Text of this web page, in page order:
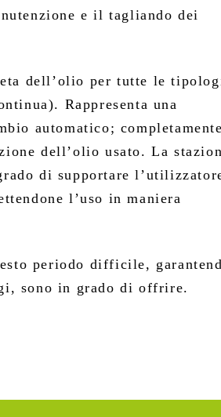
e il tagliando dei
dell’olio per tutte le
Rappresenta una
automatico; completamente
dell’olio usato. La
di supportare
l’uso in maniera
periodo difficile,
sono in grado di offrire.